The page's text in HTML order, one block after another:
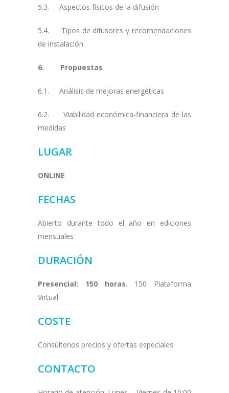
5.3. Aspectos físicos de la difusión
5.4. Tipos de difusores y recomendaciones
de instalación
6. Propuestas
6.1. Análisis de mejoras energéticas
6.2. Viabilidad económica-financiera de las
medidas
LUGAR
ONLINE
FECHAS
Abierto durante todo el año en ediciones
mensuales
DURACIÓN
Presencial: 150 horas. 150 Plataforma
Virtual
COSTE
Consúltenos precios y ofertas especiales
CONTACTO